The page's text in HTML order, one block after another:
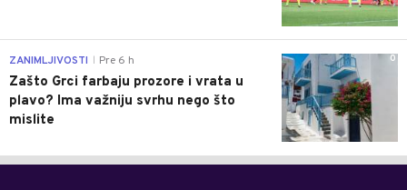
0
ZANIMLJIVOSTI Pre 6 h
Zašto Grci farbaju prozore i vrata u
plavo? Ima važniju svrhu nego što
mislite